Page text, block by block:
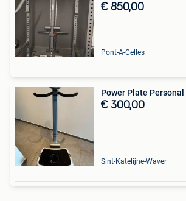
€ 850,00
Pont-A-Celles
Power Plate Personal
€ 300,00
Sint-Katelijne-Waver